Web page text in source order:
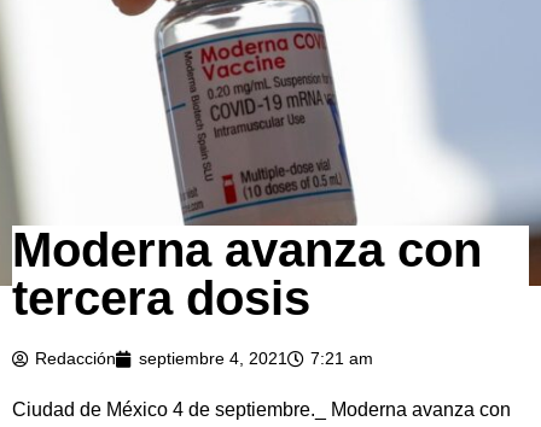
Moderna avanza con
tercera dosis
Redacción septiembre 4, 2021 7:21 am
Ciudad de México 4 de septiembre._ Moderna avanza con